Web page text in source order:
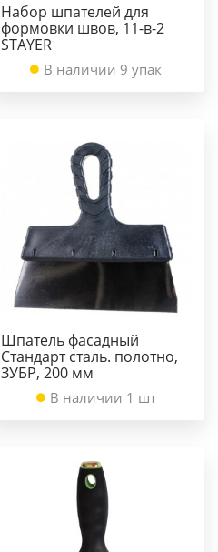
Набор шпателей для
формовки швов, 11-в-2
STAYER
В наличии 9 упак
Шпатель фасадный
Стандарт сталь. полотно,
ЗУБР, 200 мм
В наличии 1 шт